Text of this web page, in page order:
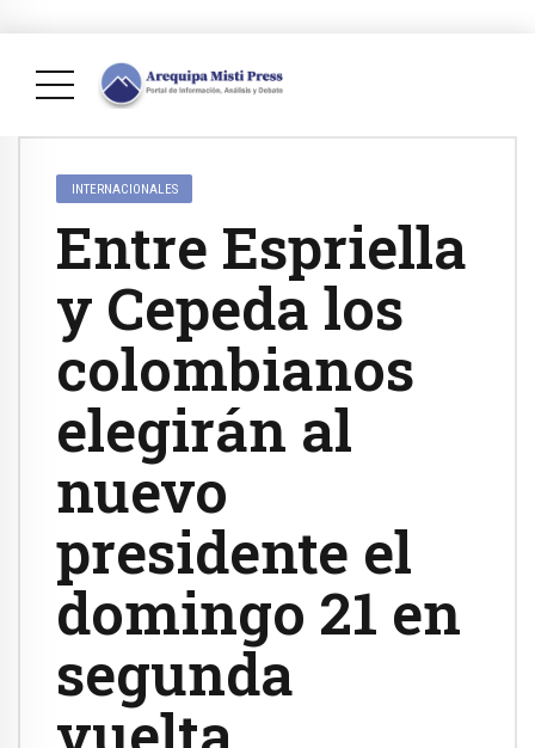
INTERNACIONALES
Entre Espriella
y Cepeda los
colombianos
elegirán al
nuevo
presidente el
domingo 21 en
segunda